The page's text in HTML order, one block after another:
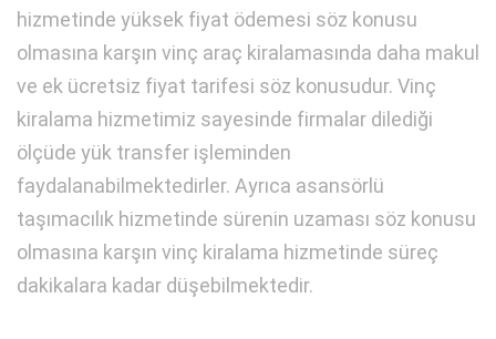
hizmetinde yüksek fiyat ödemesi söz konusu
olmasına karşın vinç araç kiralamasında daha makul
ve ek ücretsiz fiyat tarifesi söz konusudur. Vinç
kiralama hizmetimiz sayesinde firmalar dilediği
ölçüde yük transfer işleminden
faydalanabilmektedirler. Ayrıca asansörlü
taşımacılık hizmetinde sürenin uzaması söz konusu
olmasına karşın vinç kiralama hizmetinde süreç
dakikalara kadar düşebilmektedir.